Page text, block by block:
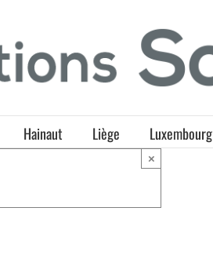
Hainaut Liège Luxembourg
×